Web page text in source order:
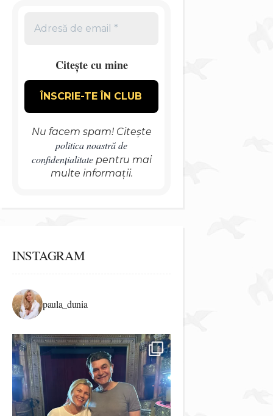
Citește cu mine
Nu facem spam! Citește
politica noastră de
confidențialitatepentru mai
multe informații.
INSTAGRAM
paula_dunia